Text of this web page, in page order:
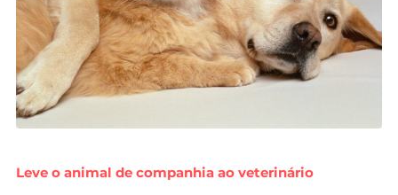
Leve o animal de companhia ao veterinário